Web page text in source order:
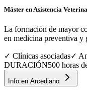
Máster en Asistencia
La formación de mayor
en medicina preventiva y
✓ Clínicas asociadas✓
DURACIÓN500 horas
Info en Arcediano